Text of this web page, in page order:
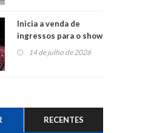
Inicia a venda de
ingressos para o show
do Jota Quest nos 45
14 de julho de 2026
RECENTES